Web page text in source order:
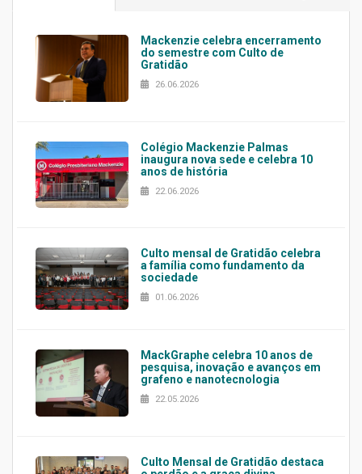
Mackenzie celebra encerramento
do semestre com Culto de
Gratidão
26.06.2026
Colégio Mackenzie Palmas
inaugura nova sede e celebra 10
anos de história
22.06.2026
Culto mensal de Gratidão celebra
a família como fundamento da
sociedade
01.06.2026
MackGraphe celebra 10 anos de
pesquisa, inovação e avanços em
grafeno e nanotecnologia
22.05.2026
Culto Mensal de Gratidão destaca